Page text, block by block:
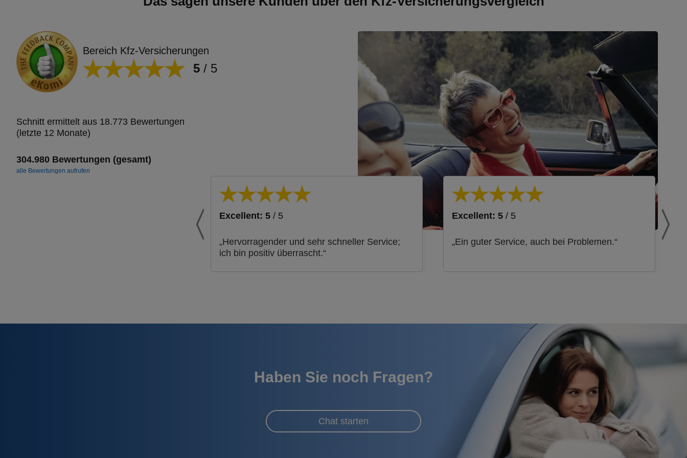
Bereich Kfz-Versicherungen
5 / 5
Schnitt ermittelt aus 18.773 Bewertungen
(letzte 12 Monate)
304.980 Bewertungen (gesamt)
alle Bewertungen aufrufen
Excellent: 5 / 5
„Hervorragender und sehr schneller Service;
ich bin positiv überrascht.“
Excellent: 5 / 5
„Ein guter Service, auch bei Problemen.“
Haben Sie noch Fragen?
Chat starten